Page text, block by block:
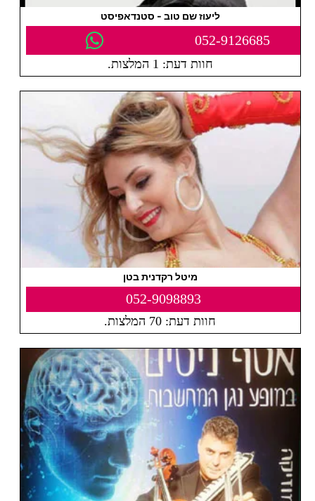
ליעוז שם טוב - סטנדאפיסט
052-9126685
חוות דעת: 1 המלצות.
מיטל רקדנית בטן
052-9098893
חוות דעת: 70 המלצות.